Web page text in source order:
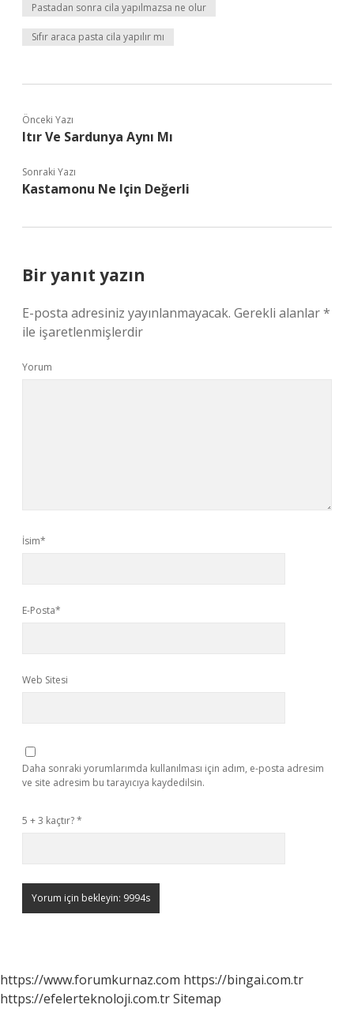
Pastadan sonra cila yapılmazsa ne olur
Sıfır araca pasta cila yapılır mı
Önceki Yazı
Itır Ve Sardunya Aynı Mı
Sonraki Yazı
Kastamonu Ne Için Değerli
Bir yanıt yazın
E-posta adresiniz yayınlanmayacak. Gerekli alanlar*
ile işaretlenmişlerdir
Yorum
İsim*
E-Posta*
Web Sitesi
Daha sonraki yorumlarımda kullanılması için adım, e-posta adresim
ve site adresim bu tarayıcıya kaydedilsin.
5 + 3 kaçtır?*
https://www.forumkurnaz.com https://bingai.com.tr
https://efelerteknoloji.com.trSitemap